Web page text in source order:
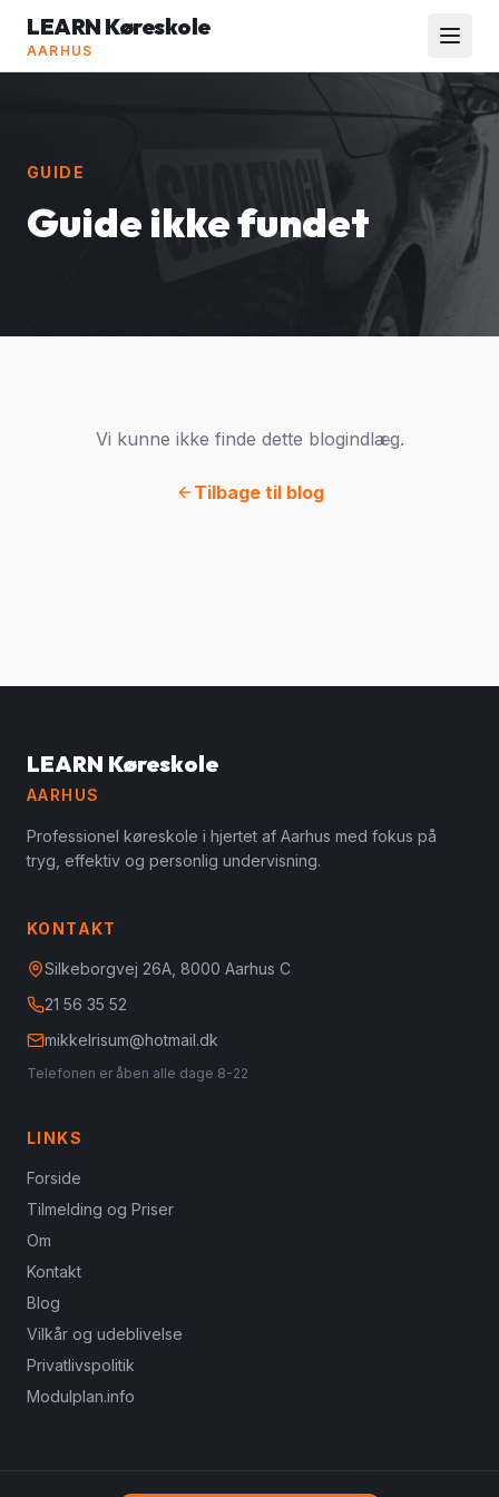
LEARN Køreskole
AARHUS
GUIDE
Guide ikke fundet
Vi kunne ikke finde dette blogindlæg.
Tilbage til blog
LEARN Køreskole
AARHUS
Professionel køreskole i hjertet af Aarhus med fokus på
tryg, effektiv og personlig undervisning.
KONTAKT
Silkeborgvej 26A, 8000 Aarhus C
21 56 35 52
mikkelrisum@hotmail.dk
Telefonen er åben alle dage 8-22
LINKS
Forside
Tilmelding og Priser
Om
Kontakt
Blog
Vilkår og udeblivelse
Privatlivspolitik
Modulplan.info